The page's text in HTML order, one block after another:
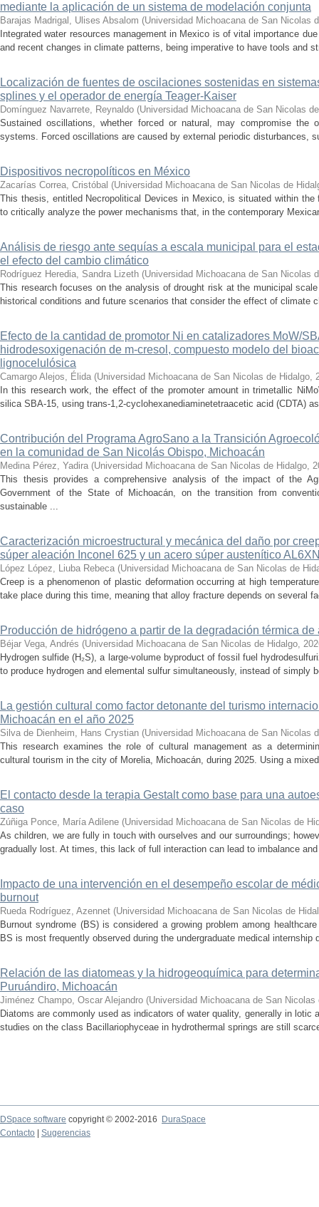
mediante la aplicación de un sistema de modelación conjunta
Barajas Madrigal, Ulises Absalom (Universidad Michoacana de San Nicolas
Integrated water resources management in Mexico is of vital importance
and recent changes in climate patterns, being imperative to have tools and
Localización de fuentes de oscilaciones sostenidas en
splines y el operador de energía Teager-Kaiser
Domínguez Navarrete, Reynaldo (Universidad Michoacana de San Nicolas
Sustained oscillations, whether forced or natural, may compromise the
systems. Forced oscillations are caused by external periodic disturbances,
Dispositivos necropolíticos en México
Zacarías Correa, Cristóbal (Universidad Michoacana de San Nicolas de
This thesis, entitled Necropolitical Devices in Mexico, is situated within
to critically analyze the power mechanisms that, in the contemporary
Análisis de riesgo ante sequías a escala municipal para el
el efecto del cambio climático
Rodríguez Heredia, Sandra Lizeth (Universidad Michoacana de San Nicolas
This research focuses on the analysis of drought risk at the municipal
historical conditions and future scenarios that consider the effect of climate
Efecto de la cantidad de promotor Ni en catalizadores MoW/
hidrodesoxigenación de m-cresol, compuesto modelo del
lignocelulósica
Camargo Alejos, Élida (Universidad Michoacana de San Nicolas de Hidalgo,
In this research work, the effect of the promoter amount in trimetallic
silica SBA-15, using trans-1,2-cyclohexanediaminetetraacetic acid (CDTA)
Contribución del Programa AgroSano a la Transición
en la comunidad de San Nicolás Obispo, Michoacán
Medina Pérez, Yadira (Universidad Michoacana de San Nicolas de Hidalgo,
This thesis provides a comprehensive analysis of the impact of the
Government of the State of Michoacán, on the transition from
sustainable ...
Caracterización microestructural y mecánica del daño por
súper aleación Inconel 625 y un acero súper austenítico
López López, Liuba Rebeca (Universidad Michoacana de San Nicolas de
Creep is a phenomenon of plastic deformation occurring at high
take place during this time, meaning that alloy fracture depends on several
Producción de hidrógeno a partir de la degradación térmica
Béjar Vega, Andrés (Universidad Michoacana de San Nicolas de Hidalgo,
Hydrogen sulfide (H₂S), a large-volume byproduct of fossil fuel
to produce hydrogen and elemental sulfur simultaneously, instead of simply
La gestión cultural como factor detonante del turismo
Michoacán en el año 2025
Silva de Dienheim, Hans Crystian (Universidad Michoacana de San Nicolas
This research examines the role of cultural management as a
cultural tourism in the city of Morelia, Michoacán, during 2025. Using a
El contacto desde la terapia Gestalt como base para una
caso
Zúñiga Ponce, María Adilene (Universidad Michoacana de San Nicolas de
As children, we are fully in touch with ourselves and our surroundings;
gradually lost. At times, this lack of full interaction can lead to imbalance
Impacto de una intervención en el desempeño escolar de
burnout
Rueda Rodríguez, Azennet (Universidad Michoacana de San Nicolas de
Burnout syndrome (BS) is considered a growing problem among
BS is most frequently observed during the undergraduate medical
Relación de las diatomeas y la hidrogeoquímica para
Puruándiro, Michoacán
Jiménez Champo, Oscar Alejandro (Universidad Michoacana de San Nicolas
Diatoms are commonly used as indicators of water quality, generally in
studies on the class Bacillariophyceae in hydrothermal springs are still
DSpace software copyright © 2002-2016
DuraSpace
Contacto
Sugerencias